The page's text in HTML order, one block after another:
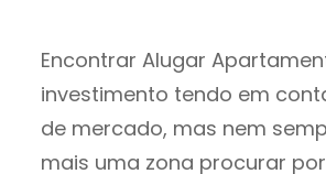
Encontrar Alugar
investimento tendo em
de mercado, mas nem
mais uma zona procurar